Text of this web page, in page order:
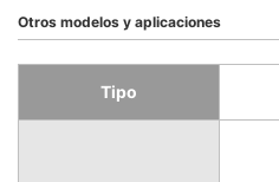
Otros modelos y aplicaciones
Tipo